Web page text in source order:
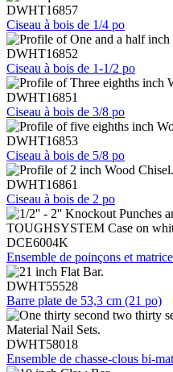
DWHT16857
Ciseau à bois de 1/4 po
DWHT16852
Ciseau à bois de 1-1/2 po
DWHT16851
Ciseau à bois de 3/8 po
DWHT16853
Ciseau à bois de 5/8 po
DWHT16861
Ciseau à bois de 2 po
DCE6004K
Ensemble de poinçons et
DWHT55528
Barre plate de 53,3 cm (21 po)
DWHT58018
Ensemble de chasse-clous bi-